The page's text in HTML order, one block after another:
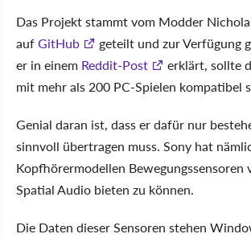
Das Projekt stammt vom Modder
aufGitHub
geteilt und zur Verfügung
er in einem Reddit-Post
erklärt, sollte
mit mehr als 200 PC-Spielen kompatibel
Genial daran ist, dass er dafür nur
sinnvoll übertragen muss. Sony hat
Kopfhörermodellen Bewegungssensoren
Spatial Audio bieten zu können.
Die Daten dieser Sensoren stehen